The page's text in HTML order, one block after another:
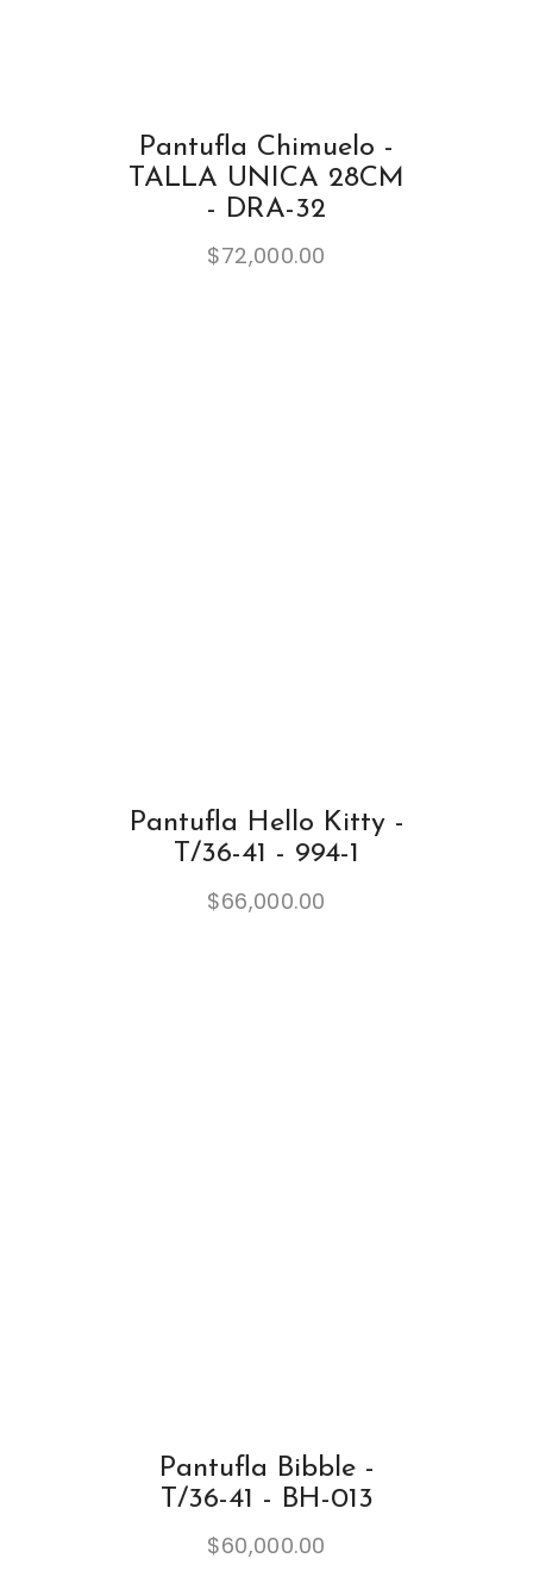
Pantufla Chimuelo -
TALLA UNICA 28CM
- DRA-32
$72,000.00
Pantufla Hello Kitty -
T/36-41 - 994-1
$66,000.00
Pantufla Bibble -
T/36-41 - BH-013
$60,000.00